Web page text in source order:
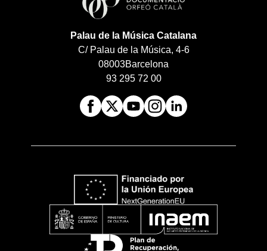
Palau de la Música Catalana
C/ Palau de la Música, 4-6
08003Barcelona
93 295 72 00